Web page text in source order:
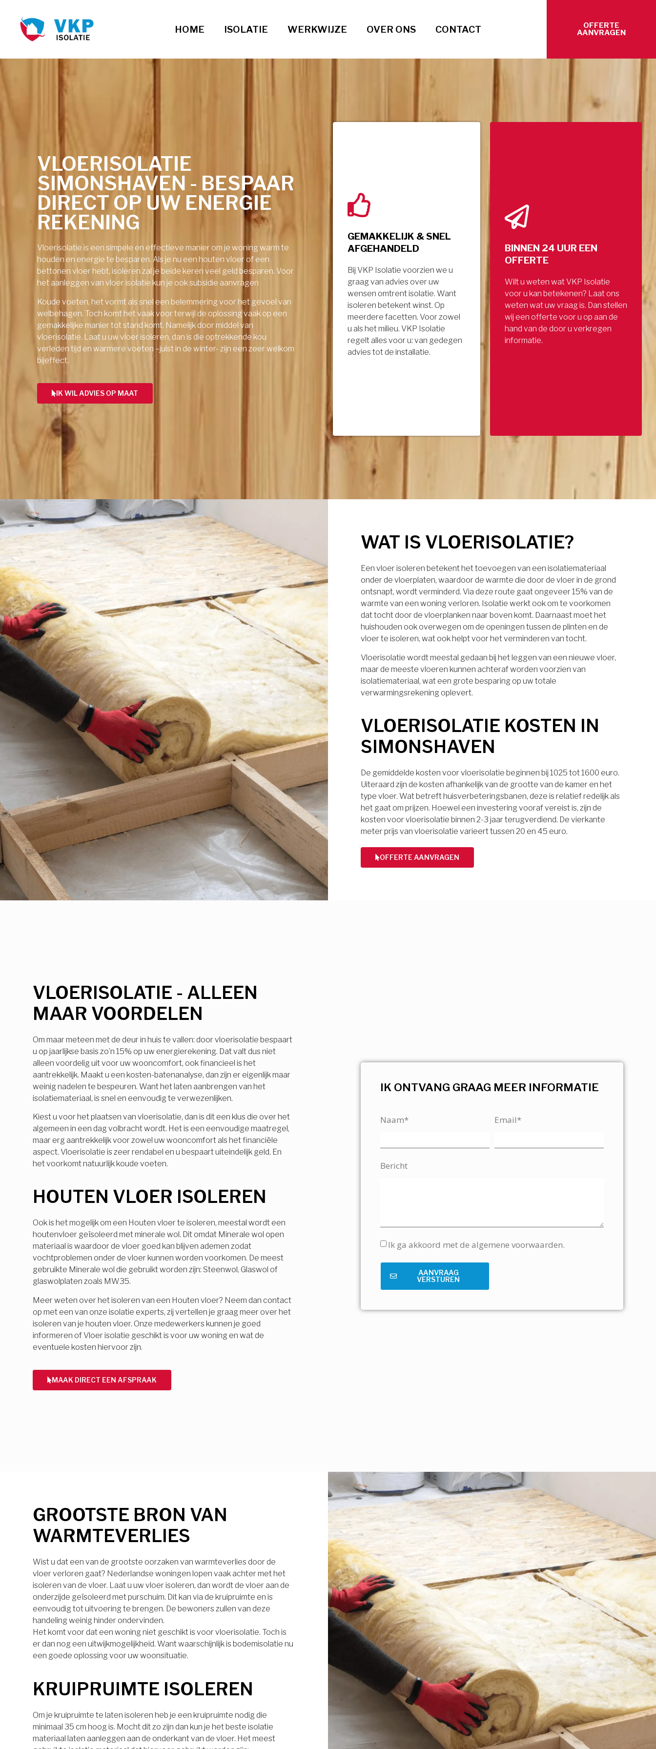
HOME ISOLATIE WERKWIJZE OVER ONS CONTACT
OFFERTE
AANVRAGEN
VLOERISOLATIE
SIMONSHAVEN - BESPAAR
DIRECT OP UW ENERGIE
REKENING
Vloerisolatie is een simpele en effectieve manier om je woning warm te
houden en energie te besparen. Als je nu een houten vloer of een
bettonen vloer hebt, isoleren zal je beide keren veel geld besparen. Voor
het aanleggen van vloer isolatie kun je ook subsidie aanvragen
Koude voeten, het vormt als snel een belemmering voor het gevoel van
welbehagen. Toch komt het vaak voor terwijl de oplossing vaak op een
gemakkelijke manier tot stand komt. Namelijk door middel van
vloerisolatie. Laat u uw vloer isoleren, dan is die optrekkende kou
verleden tijd en warmere voeten –juist in de winter- zijn een zeer welkom
bijeffect.
IK WIL ADVIES OP MAAT
GEMAKKELIJK & SNEL
AFGEHANDELD
Bij VKP Isolatie voorzien we u
graag van advies over uw
wensen omtrent isolatie. Want
isoleren betekent winst. Op
meerdere facetten. Voor zowel
u als het milieu. VKP Isolatie
regelt alles voor u: van gedegen
advies tot de installatie.
BINNEN 24 UUR EEN
OFFERTE
Wilt u weten wat VKP Isolatie
voor u kan betekenen? Laat ons
weten wat uw vraag is. Dan stellen
wij een offerte voor u op aan de
hand van de door u verkregen
informatie.
WAT IS VLOERISOLATIE?
Een vloer isoleren betekent het toevoegen van een isolatiemateriaal
onder de vloerplaten, waardoor de warmte die door de vloer in de grond
ontsnapt, wordt verminderd. Via deze route gaat ongeveer 15% van de
warmte van een woning verloren. Isolatie werkt ook om te voorkomen
dat tocht door de vloerplanken naar boven komt. Daarnaast moet het
huishouden ook overwegen om de openingen tussen de plinten en de
vloer te isoleren, wat ook helpt voor het verminderen van tocht.
Vloerisolatie wordt meestal gedaan bij het leggen van een nieuwe vloer,
maar de meeste vloeren kunnen achteraf worden voorzien van
isolatiemateriaal, wat een grote besparing op uw totale
verwarmingsrekening oplevert.
VLOERISOLATIE KOSTEN IN
SIMONSHAVEN
De gemiddelde kosten voor vloerisolatie beginnen bij 1025 tot 1600 euro.
Uiteraard zijn de kosten afhankelijk van de grootte van de kamer en het
type vloer. Wat betreft huisverbeteringsbanen, deze is relatief redelijk als
het gaat om prijzen. Hoewel een investering vooraf vereist is, zijn de
kosten voor vloerisolatie binnen 2-3 jaar terugverdiend. De vierkante
meter prijs van vloerisolatie varieert tussen 20 en 45 euro.
OFFERTE AANVRAGEN
VLOERISOLATIE - ALLEEN
MAAR VOORDELEN
Om maar meteen met de deur in huis te vallen: door vloerisolatie bespaart
u op jaarlijkse basis zo’n 15% op uw energierekening. Dat valt dus niet
alleen voordelig uit voor uw wooncomfort, ook financieel is het
aantrekkelijk. Maakt u een kosten-batenanalyse, dan zijn er eigenlijk maar
weinig nadelen te bespeuren. Want het laten aanbrengen van het
isolatiemateriaal, is snel en eenvoudig te verwezenlijken.
Kiest u voor het plaatsen van vloerisolatie, dan is dit een klus die over het
algemeen in een dag volbracht wordt. Het is een eenvoudige maatregel,
maar erg aantrekkelijk voor zowel uw wooncomfort als het financiële
aspect. Vloerisolatie is zeer rendabel en u bespaart uiteindelijk geld. En
het voorkomt natuurlijk koude voeten.
HOUTEN VLOER ISOLEREN
Ook is het mogelijk om een Houten vloer te isoleren, meestal wordt een
houtenvloer geïsoleerd met minerale wol. Dit omdat Minerale wol open
materiaal is waardoor de vloer goed kan blijven ademen zodat
vochtproblemen onder de vloer kunnen worden voorkomen. De meest
gebruikte Minerale wol die gebruikt worden zijn: Steenwol, Glaswol of
glaswolplaten zoals MW35.
Meer weten over het isoleren van een Houten vloer? Neem dan contact
op met een van onze isolatie experts, zij vertellen je graag meer over het
isoleren van je houten vloer. Onze medewerkers kunnen je goed
informeren of Vloer isolatie geschikt is voor uw woning en wat de
eventuele kosten hiervoor zijn.
MAAK DIRECT EEN AFSPRAAK
IK ONTVANG GRAAG MEER INFORMATIE
Naam* Email*
Bericht
Ik ga akkoord met de algemene voorwaarden.
AANVRAAG
VERSTUREN
GROOTSTE BRON VAN
WARMTEVERLIES
Wist u dat een van de grootste oorzaken van warmteverlies door de
vloer verloren gaat? Nederlandse woningen lopen vaak achter met het
isoleren van de vloer. Laat u uw vloer isoleren, dan wordt de vloer aan de
onderzijde geïsoleerd met purschuim. Dit kan via de kruipruimte en is
eenvoudig tot uitvoering te brengen. De bewoners zullen van deze
handeling weinig hinder ondervinden.
Het komt voor dat een woning niet geschikt is voor vloerisolatie. Toch is
er dan nog een uitwijkmogelijkheid. Want waarschijnlijk is bodemisolatie nu
een goede oplossing voor uw woonsituatie.
KRUIPRUIMTE ISOLEREN
Om je kruipruimte te laten isoleren heb je een kruipruimte nodig die
minimaal 35 cm hoog is. Mocht dit zo zijn dan kun je het beste isolatie
materiaal laten aanleggen aan de onderkant van de vloer. Het meest